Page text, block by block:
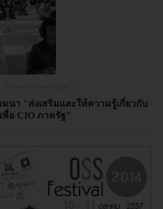
นา "ส่งเสริมและให้ความรู้เกี่ยวกับ
พื่อ CIO ภาครัฐ"